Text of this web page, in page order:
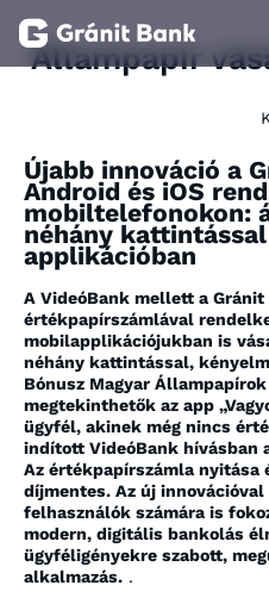
Vállalkozásoknak
Fiataloknak
Befektetőknek
Kapcsolat
Netbank
Állampapír
Újabb innováció a
Android és iOS
mobiltelefonokon:
néhány
applikációban
A VideóBank mellett a
értékpapírszámlával
mobilapplikációjukban is
néhány kattintással,
Bónusz Magyar
megtekinthetők az app
ügyfél, akinek még nincs
indított VideóBank hívásban
Az értékpapírszámla nyitása
díjmentes. Az új
felhasználók számára is
modern, digitális bankolás
ügyféligényekre szabott,
alkalmazás. .